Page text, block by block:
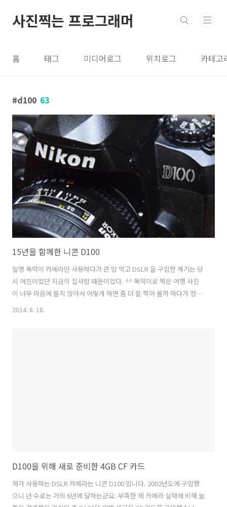
사진찍는 프로그래머
홈 태그 미디어로그 위치로그 카테고
d100 63
15년을 함께한 니콘 D100
일명 똑딱이 카메라만 사용하다가 큰 맘 먹고 DSLR 을 구입한 계기는 당
시 여친이었던 지금의 집사람 때문이었다. ^^ 똑딱이로 찍은 여행 사진
이 너무 마음에 들지 않아서 어떻게 하면 좀 더 잘 찍어 볼까 하다가 정신
을 차려보니 손에 쥐고 있던 니콘 D100 하지만 DSLR 만 구입한다고 크
2014. 6. 18.
D100을 위해 새로 준비한 4GB CF 카드
제가 사용하는 DSLR 카메라는 니콘 D100 입니다. 2002년도에 구입했
으니 년 수로는 거의 6년에 달하는군요. 부족한 제 카메라 실력에 비해 늘